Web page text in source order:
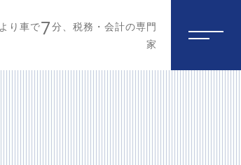
り車で7分、税務・会計の専門
家